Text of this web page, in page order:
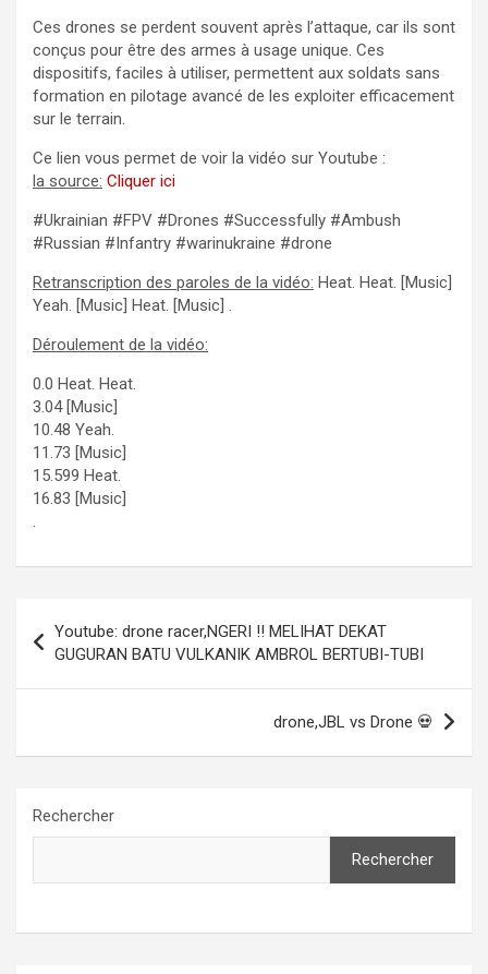
Ces drones se perdent souvent après l’attaque, car ils sont
conçus pour être des armes à usage unique. Ces
dispositifs, faciles à utiliser, permettent aux soldats sans
formation en pilotage avancé de les exploiter efficacement
sur le terrain.
Ce lien vous permet de voir la vidéo sur Youtube :
la source: Cliquer ici
#Ukrainian #FPV #Drones #Successfully #Ambush
#Russian #Infantry #warinukraine #drone
Retranscription des paroles de la vidéo: Heat. Heat. [Music]
Yeah. [Music] Heat. [Music] .
Déroulement de la vidéo:
0.0 Heat. Heat.
3.04 [Music]
10.48 Yeah.
11.73 [Music]
15.599 Heat.
16.83 [Music]
.
de
l’article
Youtube: drone racer,NGERI !! MELIHAT DEKAT
GUGURAN BATU VULKANIK AMBROL BERTUBI-TUBI
drone,JBL vs Drone 💀
Rechercher
Rechercher